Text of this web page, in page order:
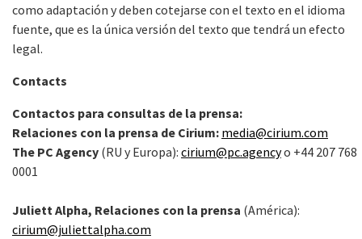
como adaptación y deben cotejarse con el texto en el idioma
fuente, que es la única versión del texto que tendrá un efecto
legal.
Contacts
Contactos para consultas de la prensa:
Relaciones con la prensa de Cirium: media@cirium.com
The PC Agency (RU y Europa): cirium@pc.agencyo +44 207 768
0001
Juliett Alpha, Relaciones con la prensa (América):
cirium@juliettalpha.com